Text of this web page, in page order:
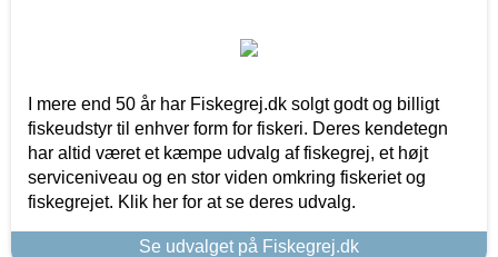
I mere end 50 år har Fiskegrej.dk solgt godt og billigt
fiskeudstyr til enhver form for fiskeri. Deres kendetegn
har altid været et kæmpe udvalg af fiskegrej, et højt
serviceniveau og en stor viden omkring fiskeriet og
fiskegrejet. Klik her for at se deres udvalg.
Se udvalget på Fiskegrej.dk